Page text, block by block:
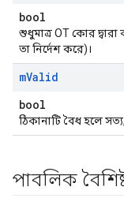
bool
শুধুমাত্র OT কোর দ্বারা
তা নির্দেশ করে)।
mValid
bool
ঠিকানাটি বৈধ হলে
পাবলিক